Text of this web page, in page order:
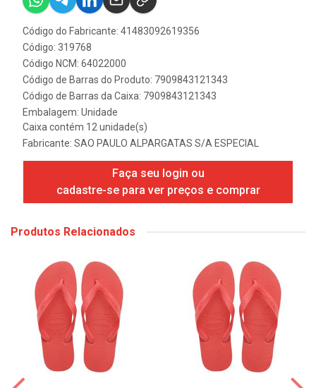
Código do Fabricante: 41483092619356
Código: 319768
Código NCM: 64022000
Código de Barras do Produto: 7909843121343
Código de Barras da Caixa: 7909843121343
Embalagem: Unidade
Caixa contém 12 unidade(s)
Fabricante: SAO PAULO ALPARGATAS S/A ESPECIAL
Faça seu login ou
cadastre-se para ver preços e comprar
Produtos Relacionados